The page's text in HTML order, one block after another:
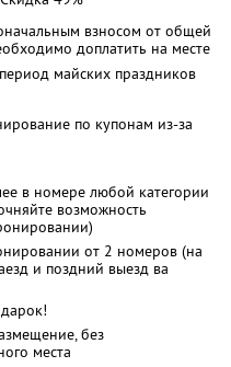
взносом от общей
доплатить на месте
майских праздников
по купонам из-за
в номере любой категории
возможность
от 2 номеров (на
и поздний выезд ва
без
места